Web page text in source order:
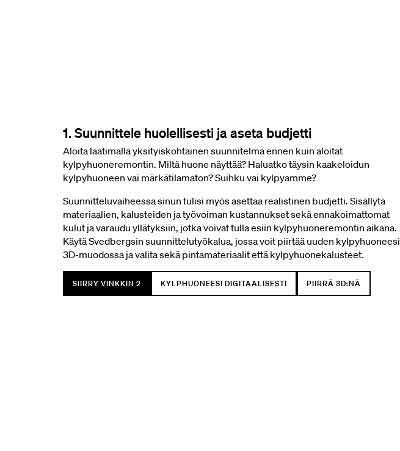
1. Suunnittele huolellisesti ja aseta budjetti
Aloita laatimalla yksityiskohtainen suunnitelma ennen kuin aloitat
kylpyhuoneremontin. Miltä huone näyttää? Haluatko täysin kaakeloidun
kylpyhuoneen vai märkätilamaton? Suihku vai kylpyamme?
Suunnitteluvaiheessa sinun tulisi myös asettaa realistinen budjetti. Sisällytä
materiaalien, kalusteiden ja työvoiman kustannukset sekä ennakoimattomat
kulut ja varaudu yllätyksiin, jotka voivat tulla esiin kylpyhuoneremontin aikana.
Käytä Svedbergsin suunnittelutyökalua, jossa voit piirtää uuden kylpyhuoneesi
3D-muodossa ja valita sekä pintamateriaalit että kylpyhuonekalusteet.
SIIRRY VINKKIN 2 KYLPHUONEESI DIGITAALISESTI PIIRRÄ 3D:NÄ